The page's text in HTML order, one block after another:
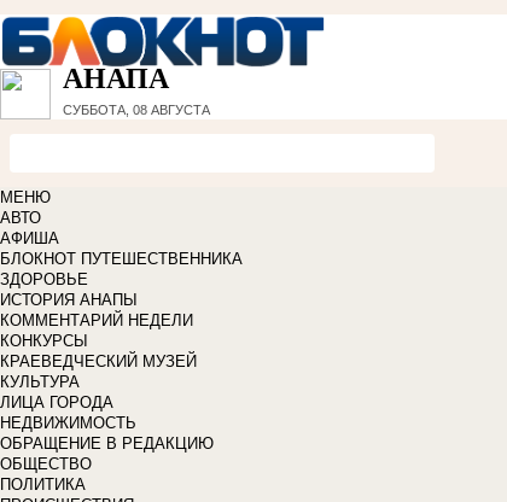
АНАПА
СУББОТА, 08 АВГУСТА
МЕНЮ
АВТО
АФИША
БЛОКНОТ ПУТЕШЕСТВЕННИКА
ЗДОРОВЬЕ
ИСТОРИЯ АНАПЫ
КОММЕНТАРИЙ НЕДЕЛИ
КОНКУРСЫ
КРАЕВЕДЧЕСКИЙ МУЗЕЙ
КУЛЬТУРА
ЛИЦА ГОРОДА
НЕДВИЖИМОСТЬ
ОБРАЩЕНИЕ В РЕДАКЦИЮ
ОБЩЕСТВО
ПОЛИТИКА